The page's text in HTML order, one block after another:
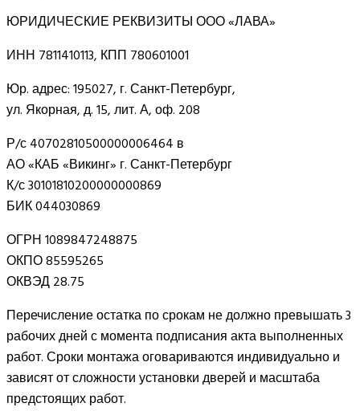
ЮРИДИЧЕСКИЕ РЕКВИЗИТЫ ООО «ЛАВА»
ИНН 7811410113, КПП 780601001
Юр. адрес: 195027, г. Санкт-Петербург,
ул. Якорная, д. 15, лит. А, оф. 208
Р/с 40702810500000006464 в
АО «КАБ «Викинг» г. Санкт-Петербург
К/с 30101810200000000869
БИК 044030869
ОГРН 1089847248875
ОКПО 85595265
ОКВЭД 28.75
Перечисление остатка по срокам не должно превышать 3
рабочих дней с момента подписания акта выполненных
работ. Сроки монтажа оговариваются индивидуально и
зависят от сложности установки дверей и масштаба
предстоящих работ.